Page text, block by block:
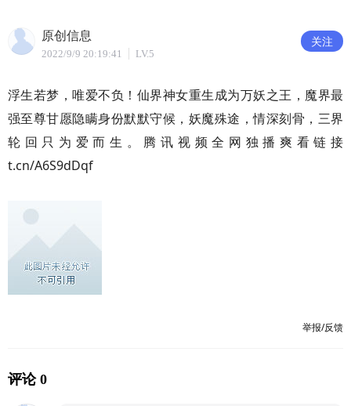
原创信息
2022/9/9 20:19:41 LV.5
关注
浮生若梦，唯爱不负！仙界神女重生成为万妖之王，魔界最
强至尊甘愿隐瞒身份默默守候，妖魔殊途，情深刻骨，三界
轮回只为爱而生。腾讯视频全网独播爽看链接
t.cn/A6S9dDqf
举报/反馈
评论 0